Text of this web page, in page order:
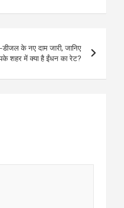
के नए दाम जारी, जानिए
शहर में क्या है ईंधन का रेट?